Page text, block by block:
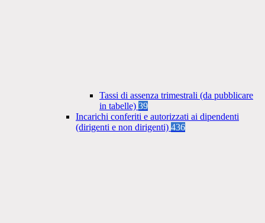
Tassi di assenza trimestrali (da pubblicare
in tabelle) 39
Incarichi conferiti e autorizzati ai dipendenti
(dirigenti e non dirigenti) 436